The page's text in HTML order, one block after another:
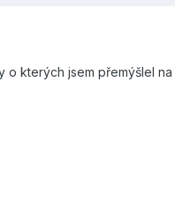
o kterých jsem přemýšlel